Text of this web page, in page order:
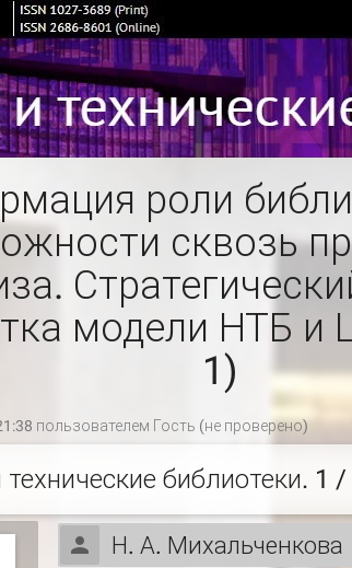
роли
сквозь
модели НТБ и
1)
пользователем Гость (не проверено)
библиотеки. 1
Н. А. Михальченкова